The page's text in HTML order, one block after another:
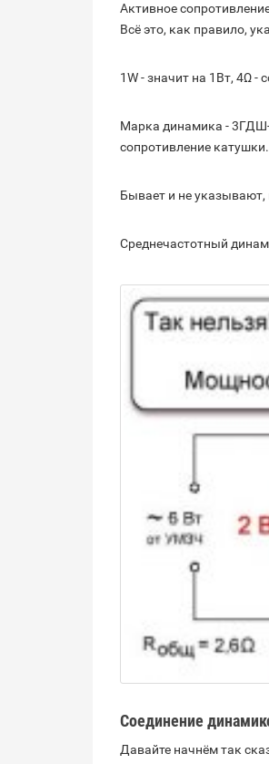
Активное
Всё это, как правило,
1W - значит на 1Вт, 4Ω -
Марка динамика -
сопротивление катушки.
Бывает и не
Среднечастотный
Соединение
Давайте начнём так